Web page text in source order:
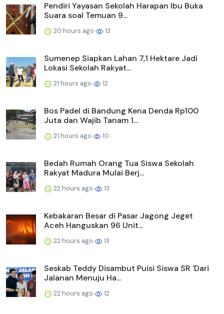
Pendiri Yayasan Sekolah Harapan Ibu Buka
Suara soal Temuan 9...
20 hours ago 13
Sumenep Siapkan Lahan 7,1 Hektare Jadi
Lokasi Sekolah Rakyat...
21 hours ago 12
Bos Padel di Bandung Kena Denda Rp100
Juta dan Wajib Tanam 1...
21 hours ago 10
Bedah Rumah Orang Tua Siswa Sekolah
Rakyat Madura Mulai Berj...
22 hours ago 13
Kebakaran Besar di Pasar Jagong Jeget
Aceh Hanguskan 96 Unit...
22 hours ago 13
Seskab Teddy Disambut Puisi Siswa SR 'Dari
Jalanan Menuju Ha...
22 hours ago 12